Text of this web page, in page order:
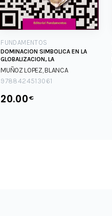
FUNDAMENTOS
DOMINACION SIMBOLICA EN LA
GLOBALIZACION, LA
MUÑOZ LOPEZ, BLANCA
9788424513061
20.00€